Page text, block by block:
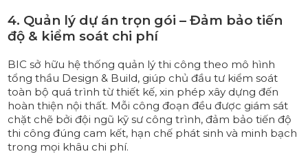
4. Quản lý dự án trọn gói – Đảm bảo tiến
độ & kiểm soát chi phí
BIC sở hữu hệ thống quản lý thi công theo mô hình
tổng thầu Design & Build, giúp chủ đầu tư kiểm soát
toàn bộ quá trình từ thiết kế, xin phép xây dựng đến
hoàn thiện nội thất. Mỗi công đoạn đều được giám sát
chặt chẽ bởi đội ngũ kỹ sư công trình, đảm bảo tiến độ
thi công đúng cam kết, hạn chế phát sinh và minh bạch
trong mọi khâu chi phí.